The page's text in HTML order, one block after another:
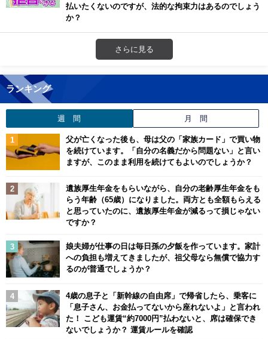
払いたくないのですが、法的な拘束力はあるのでしょう
か？
さらに見る
ランキング
週 間 月 間
父が亡くなった後も、母は父の「家族カード」で買い物
を続けています。「自分の名義だから問題ない」と言い
ますが、このまま利用を続けてもよいのでしょうか？
遺族厚生年金をもらいながら、自分の老齢厚生年金をも
らう年齢（65歳）になりました。両方とも全額もらえる
と思っていたのに、遺族厚生年金が減るって損じゃない
ですか？
娘夫婦が仕事の日は毎日孫の夕飯を作っています。家計
への負担も増えてきましたが、祖父母なら無償で協力す
るのが普通でしょうか？
4歳の息子と「新幹線の自由席」で帰省したら、乗客に
「息子さん、お金払ってないから座れないよ」と言われ
た！ こども運賃“約7000円”払わないと、席は確保でき
ないでしょうか？ 運賃ルールを確認